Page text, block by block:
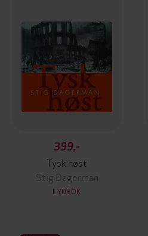
399,-
Tysk høst
Stig Dagerman
LYDBOK